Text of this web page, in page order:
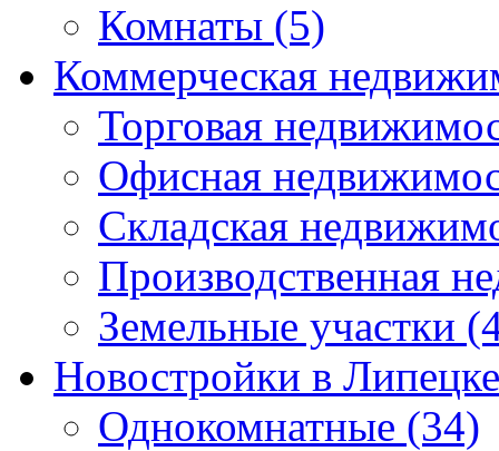
Комнаты (5)
Коммерческая
Торговая
Офисная
Складская
Производственная
Земельные участки
Новостройки в Липецке
Однокомнатные (34)